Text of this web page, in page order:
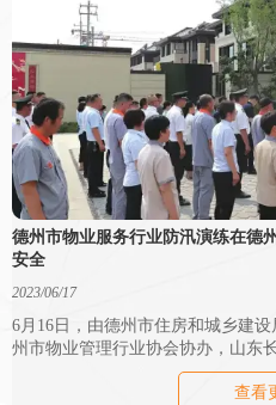
德州市物业服务行业防汛演练在德
安全
2023/06/17
6月16日，由德州市住房和城乡建
州市物业管理行业协会协办，山东
办的德州市物业服务行业“安全提
查看